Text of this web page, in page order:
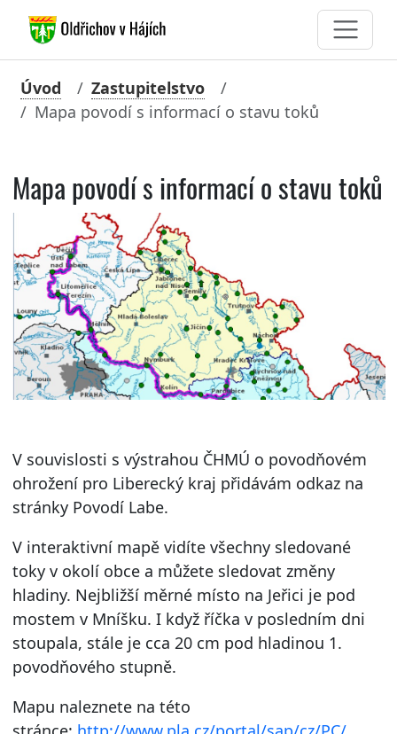
Úvod
Zastupitelstvo
Mapa povodí s informací o stavu toků
Mapa povodí s informací o stavu toků
V souvislosti s výstrahou ČHMÚ o povodňovém
ohrožení pro Liberecký kraj přidávám odkaz na
stránky Povodí Labe.
V interaktivní mapě vidíte všechny sledované
toky v okolí obce a můžete sledovat změny
hladiny. Nejbližší měrné místo na Jeřici je pod
mostem v Mníšku. I když říčka v posledním dni
stoupala, stále je cca 20 cm pod hladinou 1.
povodňového stupně.
Mapu naleznete na této